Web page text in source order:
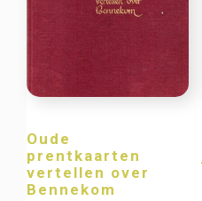
Oude
prentkaarten
vertellen over
Bennekom